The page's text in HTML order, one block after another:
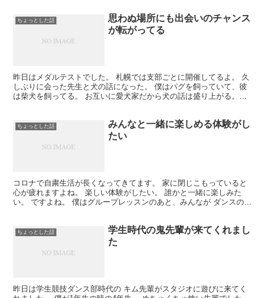
ちょっとした話
思わぬ場所にも出会いのチャンス
が転がってる
昨日はメダルテストでした。 札幌では支部ごとに開催してるよ。 久
しぶりに会った先生と犬の話になった。 僕はパグを飼っていて、彼
は柴犬を飼ってる。 お互いに愛犬家だから犬の話は盛り上がる。
ちょっとした話
みんなと一緒に楽しめる体験がし
たい
コロナで自粛生活が長くなってきてます。 家に閉じこもっていると
心が疲れますよね。 楽しい体験がしたい。 誰かと一緒に楽しみた
い。 ですよね。 僕はグループレッスンのあと、みんなが ダンスのこ
ちょっとした話
学生時代の鬼先輩が来てくれまし
た
昨日は学生競技ダンス部時代の キム先輩がスタジオに遊びに来てく